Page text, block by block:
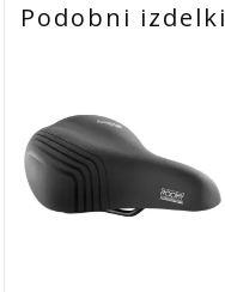
Podobni izdelki